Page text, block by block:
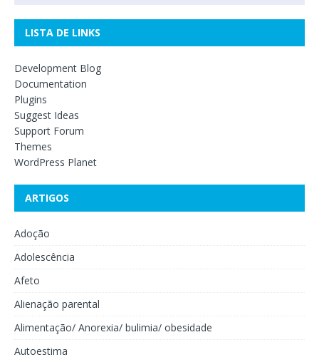
LISTA DE LINKS
Development Blog
Documentation
Plugins
Suggest Ideas
Support Forum
Themes
WordPress Planet
ARTIGOS
Adoção
Adolescência
Afeto
Alienação parental
Alimentação/ Anorexia/ bulimia/ obesidade
Autoestima